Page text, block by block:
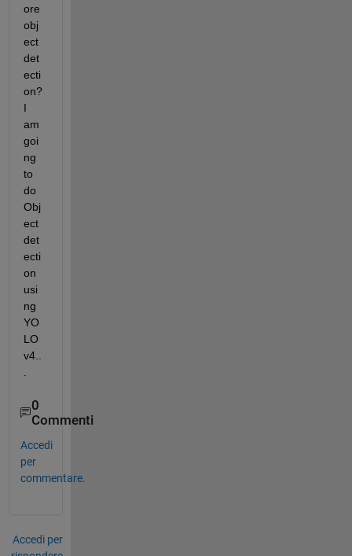
ore
obj
ect
det
ecti
on?
I
am
goi
ng
to
do
Obj
ect
det
ecti
on
usi
ng
YO
LO
v4..
0
Commenti
Accedi
per
commentare.
Accedi per